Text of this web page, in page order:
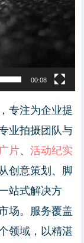
00:08
专注为企业提
业拍摄团队与
片、 活动纪实
创意策划、脚
站式解决方
场。服务覆盖
领域，以精湛